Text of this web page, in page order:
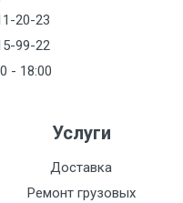
20-23
99-22
- 18:00
Услуги
Доставка
Ремонт грузовых